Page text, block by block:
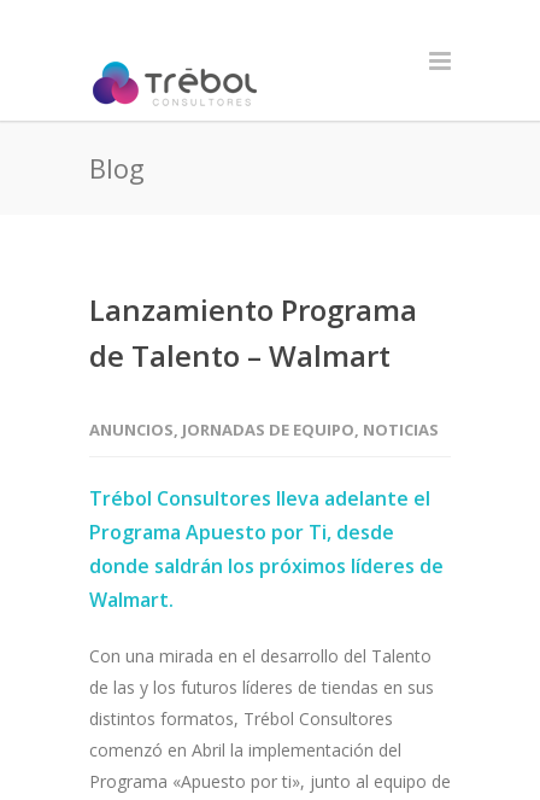
Blog
Lanzamiento Programa
de Talento – Walmart
ANUNCIOS, JORNADAS DE EQUIPO, NOTICIAS
Trébol Consultores lleva adelante el
Programa Apuesto por Ti, desde
donde saldrán los próximos líderes de
Walmart.
Con una mirada en el desarrollo del Talento
de las y los futuros líderes de tiendas en sus
distintos formatos, Trébol Consultores
comenzó en Abril la implementación del
Programa «Apuesto por ti», junto al equipo de